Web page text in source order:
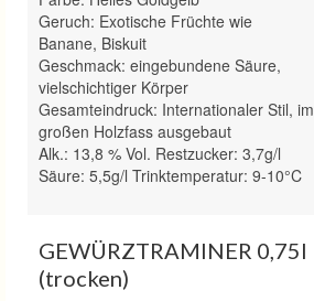
Geruch: Exotische Früchte wie
Banane, Biskuit
Geschmack: eingebundene Säure,
vielschichtiger Körper
Gesamteindruck: Internationaler Stil, im
großen Holzfass ausgebaut
Alk.: 13,8 % Vol. Restzucker: 3,7g/l
Säure: 5,5g/l Trinktemperatur: 9-10°C
GEWÜRZTRAMINER 0,75l
(trocken)